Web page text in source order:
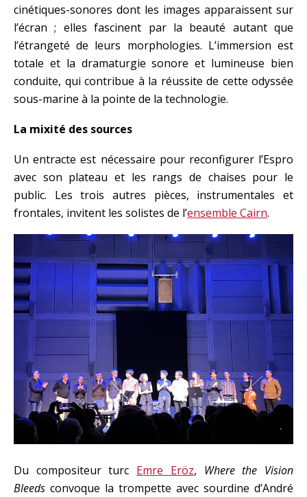
cinétiques-sonores dont les images apparaissent sur
l’écran ; elles fascinent par la beauté autant que
l’étrangeté de leurs morphologies. L’immersion est
totale et la dramaturgie sonore et lumineuse bien
conduite, qui contribue à la réussite de cette odyssée
sous-marine à la pointe de la technologie.
La mixité des sources
Un entracte est nécessaire pour reconfigurer l’Espro
avec son plateau et les rangs de chaises pour le
public. Les trois autres pièces, instrumentales et
frontales, invitent les solistes de l’ensemble Cairn.
Du compositeur turc Emre Eröz, Where the Vision
Bleeds convoque la trompette avec sourdine d’André